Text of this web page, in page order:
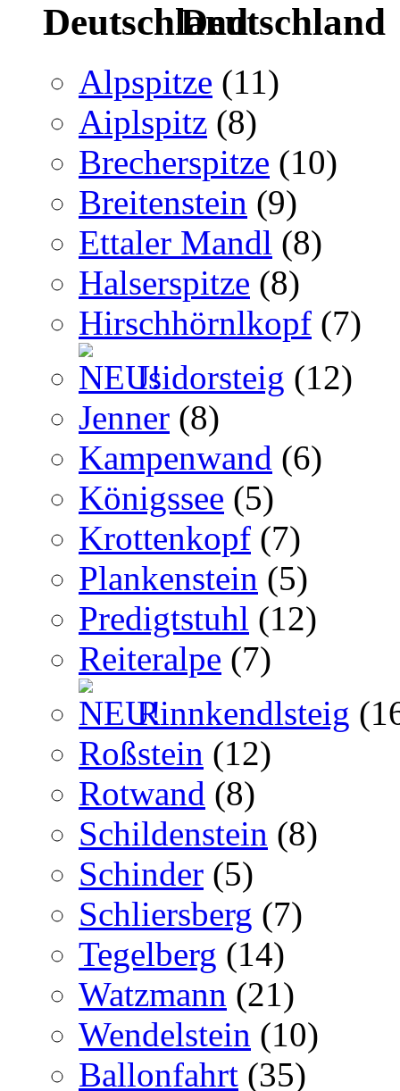
Deutschland
Alpspitze (11)
Aiplspitz (8)
Brecherspitze (10)
Breitenstein (9)
Ettaler Mandl (8)
Halserspitze (8)
Hirschhörnlkopf (7)
Isidorsteig (12)
Jenner (8)
Kampenwand (6)
Königssee (5)
Krottenkopf (7)
Plankenstein (5)
Predigtstuhl (12)
Reiteralpe (7)
Rinnkendlsteig
Roßstein (12)
Rotwand (8)
Schildenstein (8)
Schinder (5)
Schliersberg (7)
Tegelberg (14)
Watzmann (21)
Wendelstein (10)
Ballonfahrt (35)